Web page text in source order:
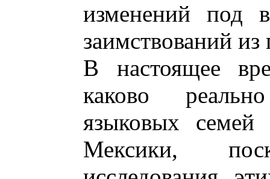
изменений под
заимствований
В настоящее
каково
языковых
Мексики,